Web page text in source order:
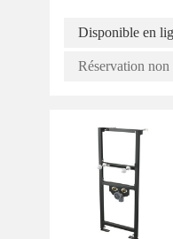
Disponible en
Réservation